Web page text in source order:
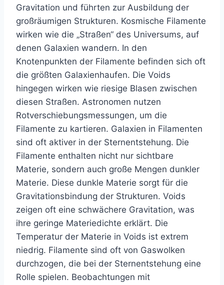
Gravitation und führten zur Ausbildung der
großräumigen Strukturen. Kosmische Filamente
wirken wie die „Straßen“ des Universums, auf
denen Galaxien wandern. In den
Knotenpunkten der Filamente befinden sich oft
die größten Galaxienhaufen. Die Voids
hingegen wirken wie riesige Blasen zwischen
diesen Straßen. Astronomen nutzen
Rotverschiebungsmessungen, um die
Filamente zu kartieren. Galaxien in Filamenten
sind oft aktiver in der Sternentstehung. Die
Filamente enthalten nicht nur sichtbare
Materie, sondern auch große Mengen dunkler
Materie. Diese dunkle Materie sorgt für die
Gravitationsbindung der Strukturen. Voids
zeigen oft eine schwächere Gravitation, was
ihre geringe Materiedichte erklärt. Die
Temperatur der Materie in Voids ist extrem
niedrig. Filamente sind oft von Gaswolken
durchzogen, die bei der Sternentstehung eine
Rolle spielen. Beobachtungen mit